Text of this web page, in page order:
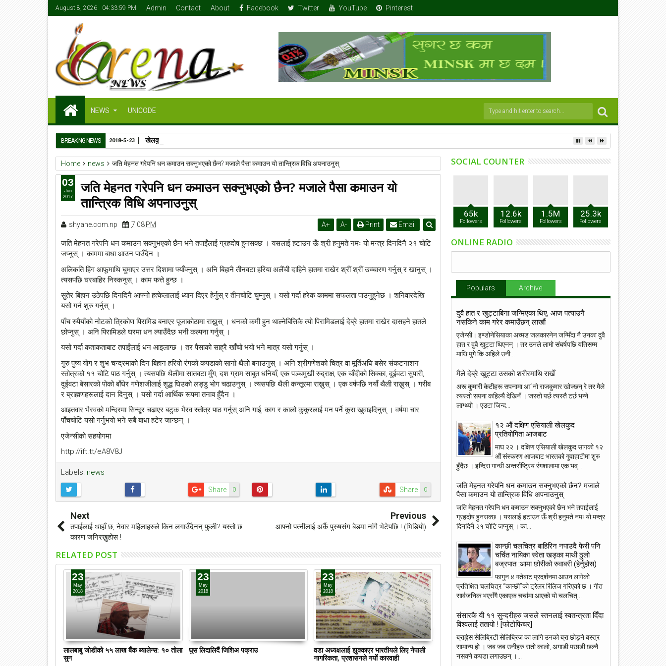
August 8, 2026 04:34:00 PM Admin Contact About Facebook Twitter YouTube Pinterest
NEWS UNICODE
BREAKING NEWS खेलकुदमन्त्री जेबी सुनारको ५० तोला सुन
2018-5-23
Home news जति मेहनत गरेपनि धन कमाउन सक्नुभएको छैन? मजाले पैसा कमाउन यो तान्त्रिक विधि अपनाउनुस्
जति मेहनत गरेपनि धन कमाउन सक्नुभएको छैन? मजाले पैसा कमाउन यो
तान्त्रिक विधि अपनाउनुस्
shyane.com.np 7:08 PM A+ A- Print Email
जति मेहनत गरेपनि धन कमाउन सक्नुभएको छैन भने तपाईंलाई ग्रहदोष हुनसक्छ । यसलाई हटाउन ऊँ श्री हनुमते नमः यो मन्त्र दिनदिनै २१ चोटि
जप्नुस् । काममा बाधा आउन पाउँदैन ।
अलिकति हिंग आफूमाथि घुमाएर उत्तर दिशामा फ्याँक्नुस् । अनि बिहानै तीनवटा हरिया अलैंची दाहिने हातमा राखेर श्रीं श्रीं उच्चारण गर्नुस् र खानुस् ।
त्यसपछि घरबाहिर निस्कनुस् । काम फत्ते हुन्छ ।
सुतेर बिहान उठेपछि दिनदिनै आफ्नो हत्केलालाई ध्यान दिएर हेर्नुस् र तीनचोटि चुम्नुस् । यसो गर्दा हरेक काममा सफलता पाउनुहुनेछ । शनिवारदेखि
यसो गर्न शुरु गर्नुस् ।
पाँच रुपैयाँको नोटको त्रिकोण पिरामिड बनाएर पूजाकोठामा राख्नुस् । धनको कमी हुन थाल्नेबित्तिकै त्यो पिरामिडलाई देब्रे हातमा राखेर दासहने हातले
छोप्नुस् । अनि पिरामिडले घरमा धन ल्याउँदैछ भनी कल्पना गर्नुस् ।
यसो गर्दा कताकताबाट तपाईंलाई धन आइलाग्छ । तर पैसाको साह्रै खाँचो भयो भने मात्र यसो गर्नुस् ।
गुरु पुष्य योग र शुभ चन्द्रमाको दिन बिहान हरियो रंगको कपडाको सानो थैलो बनाउनुस् । अनि श्रीगणेशको चित्र वा मूर्तिअघि बसेर संकटनाशन
स्तोत्रको ११ चोटि पाठ गर्नुस् । त्यसपछि थैलीमा सातवटा मुँग, दश ग्राम साबुत धनियाँ, एक पञ्चमुखी रुद्राक्ष, एक चाँदीको सिक्का, दुईवटा सुपारी,
दुईवटा बेसारको पोको बाँधेर गणेशजीलाई शुद्ध घिउको लड्डु भोग चढाउनुस् । त्यसपछि थैली कन्तूरमा राख्नुस् । एक वर्षपछि नयाँ थैली राख्नुस् । गरीब
र ब्राह्मणहरूलाई दान दिनुस् । यसो गर्दा आर्थिक रूपमा तनाव हुँदैन ।
आइतवार भैरवको मन्दिरमा सिन्दूर चढाएर बटुक भैरव स्तोत्र पाठ गर्नुस् अनि गाई, काग र कालो कुकुरलाई मन पर्ने कुरा खुवाइदिनुस् । वर्षमा चार
पाँचचोटि यसो गर्नुभयो भने सबै बाधा हटेर जान्छन् ।
एजेन्सीको सहयोगमा
http://ift.tt/eA8V8J
Labels: news
0
Share 0
Share
03
Jun
2017
Next
तपाईलाई थाहाँ छ, नेवार महिलाहरुले किन लगाउँदैनन् फुली? यस्तो छ
कारण जनिरख्नुहोस !
Previous
आफ्नो पत्नीलाई अर्कै पुरुषसंग बेडमा नांगै भेटेपछि ! (भिडियो)
RELATED POST
23
May
2018
लालबाबु जोडीको ५५ लाख बैंक ब्यालेन्स: १० तोला
सुन
23
May
2018
घुस लिदालिदैं जिशिअ पक्राउ
23
May
2018
वडा अध्यक्षलाई झुक्काएर भारतीयले लिए नेपाली
नागरिकता, प्रशासनले गर्याे कारवाही
23
May
कांग्रेस उपसभापति निधि अमेरिकामा
22
May
2018
आइपीएल : हैदरावादलाई हराउँदै चेन्नाई
SOCIAL COUNTER
65k
Followers
12.6k
Followers
1.5M
Followers
25.3k
Followers
ONLINE RADIO
Populars Archive
दुवै हात र खुट्टाबिना जन्मिएका थिए, आज पत्याउनै
नसकिने काम गरेर कमाउँछन् लाखौं
एजेन्सी। इण्डोनेसियाका अच्मड जलकारनेन जन्मिँदा नै उनका दुवै
हात र दुवै खुट्टा थिएनन् । तर उनले लामो संघर्षपछि यतिसम्म
माथि पुगे कि अहिले उनी...
मैले देब्रे खुट्टा उसको शरीरमाथि राखेँ
अरू कुमारी केटीहरू सपनामा आˆनो राजकुमार खोज्छन् रे तर मैले
त्यस्तो सपना कहिल्यै देखिनँ । जस्तो पर्छ त्यस्तै टर्छ भन्ने
लाग्थ्यो । एउटा जिन्द...
१२ औं दक्षिण एसियाली खेलकुद
प्रतियोगिता आजबाट
माघ २२ । दक्षिण एसियाली खेलकुद सागको १२
औं संस्करण आजबाट भारतको गुवाहाटीमा शुरु
हुँदैछ । इन्दिरा गान्धी अन्तर्राष्ट्रिय रंगशालामा एक भव्...
जति मेहनत गरेपनि धन कमाउन सक्नुभएको छैन? मजाले
पैसा कमाउन यो तान्त्रिक विधि अपनाउनुस्
जति मेहनत गरेपनि धन कमाउन सक्नुभएको छैन भने तपाईंलाई
ग्रहदोष हुनसक्छ । यसलाई हटाउन ऊँ श्री हनुमते नमः यो मन्त्र
दिनदिनै २१ चोटि जप्नुस् । का...
कान्छी चलचित्र बाहिरिन नपाउदै फेरी पनि
चर्चित नायिका स्वेता खड्का माथी ठुलो
बज्रपात :आमा छोरीको रुवाबरी (हेर्नुहोस)
फागुन ४ गतेबाट प्रदर्शनमा आउन लागेको
प्रतिक्षित चलचित्र “कान्छी”को ट्रेलर रिलिज गरिएको छ । गीत
सार्वजनिक भएसँगै एकाएक चर्चामा आएको यो चलचित्...
संसारकै यी ११ सुन्दरीहरु जसले स्तनलाई स्वतन्त्रता दिँदा
विश्वलाई ततायो ! [फोटोफिचर]
ब्राह्लेस सेलिब्रिटी सेलिब्रिज का लागि उनको ब्रा छोड़ने बस्त्र
सामान्य हो । जब जब उनीहरु रातो कालो, अगाडी पछाडी छल्नै
नसक्ने कपडा लगाउछन् ।...